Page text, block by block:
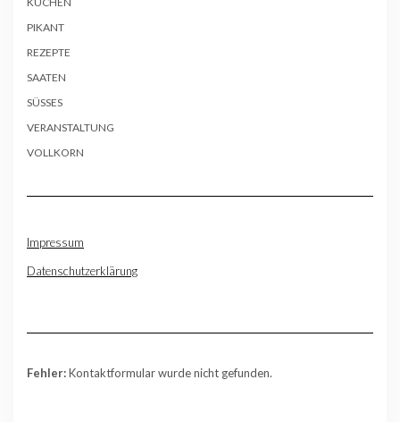
PIKANT
REZEPTE
SAATEN
SÜSSES
VERANSTALTUNG
VOLLKORN
Impressum
Datenschutzerklärung
Fehler:Kontaktformular wurde nicht gefunden.